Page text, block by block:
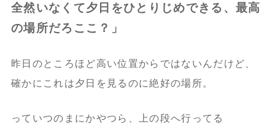
全然いなくて夕日をひとりじめできる、最高
の場所だろここ？」
昨日のところほど高い位置からではないんだけど、
確かにこれは夕日を見るのに絶好の場所。
っていつのまにかやつら、上の段へ行ってる